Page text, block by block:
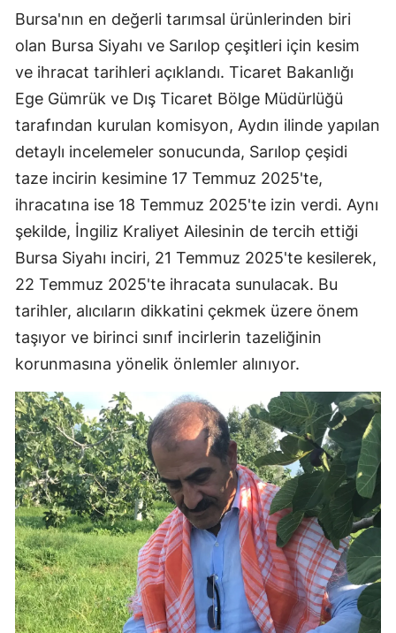
Bursa'nın en değerli tarımsal ürünlerinden biri
olan Bursa Siyahı ve Sarılop çeşitleri için kesim
ve ihracat tarihleri açıklandı. Ticaret Bakanlığı
Ege Gümrük ve Dış Ticaret Bölge Müdürlüğü
tarafından kurulan komisyon, Aydın ilinde yapılan
detaylı incelemeler sonucunda, Sarılop çeşidi
taze incirin kesimine 17 Temmuz 2025'te,
ihracatına ise 18 Temmuz 2025'te izin verdi. Aynı
şekilde, İngiliz Kraliyet Ailesinin de tercih ettiği
Bursa Siyahı inciri, 21 Temmuz 2025'te kesilerek,
22 Temmuz 2025'te ihracata sunulacak. Bu
tarihler, alıcıların dikkatini çekmek üzere önem
taşıyor ve birinci sınıf incirlerin tazeliğinin
korunmasına yönelik önlemler alınıyor.